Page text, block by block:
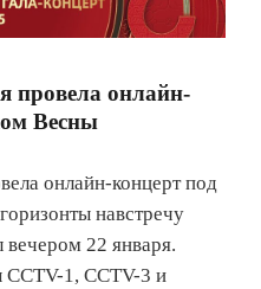
провела онлайн-
Весны
онлайн-концерт под
навстречу
22 января.
CCTV-1, CCTV-3 и